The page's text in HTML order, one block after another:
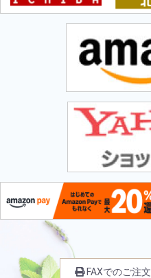
FAXでのご注文